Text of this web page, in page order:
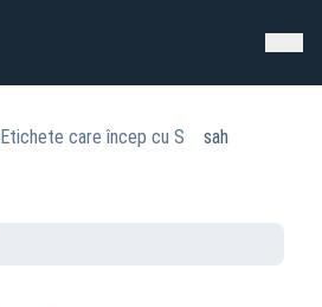
Etichete care încep cu S sah